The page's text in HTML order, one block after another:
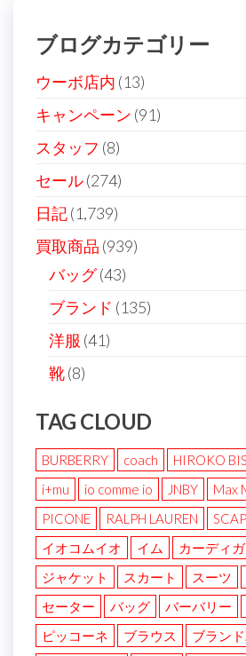
シ
ョ
ン
ブログカテゴリー
ウーボ店内 (13)
キャンペーン (91)
スタッフ (8)
セール(274)
日記(1,739)
買取商品 (939)
バッグ(43)
ブランド (135)
洋服 (41)
靴(8)
TAG CLOUD
BURBERRY coach HIROKO BIS
i+mu
io comme io JNBY Max
PICONE
RALPH LAUREN
イオコムイオ
イム カーディ
ジャケット
スカート スーツ
セーター
バッグ バーバリー
ピッコーネ
ブラウス
ブラン